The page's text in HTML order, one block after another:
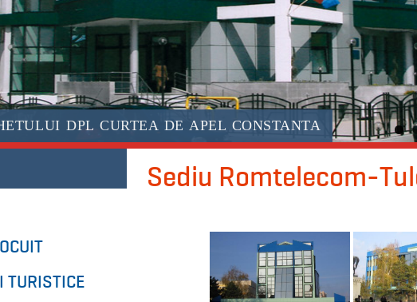
DPL CURTEA DE APEL CONSTANTA
TURISTICE
Sediu Romtelecom-